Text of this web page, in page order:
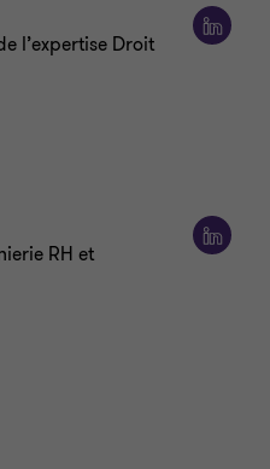
l’expertise Droit
RH et